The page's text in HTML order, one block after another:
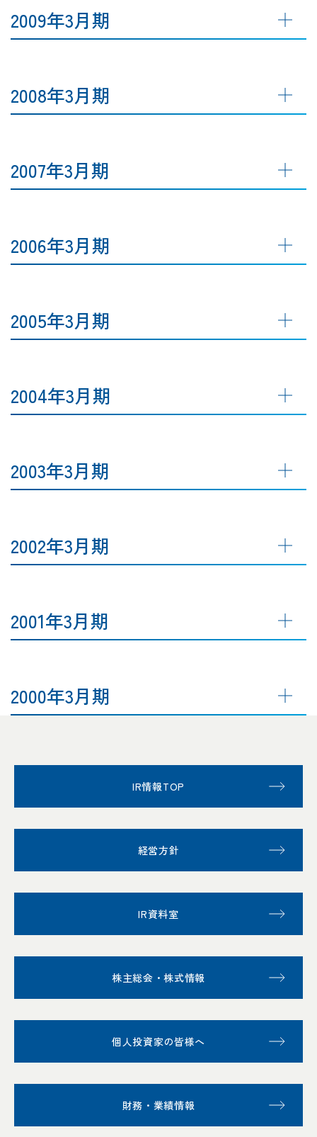
2009年3月期
2008年3月期
2007年3月期
2006年3月期
2005年3月期
2004年3月期
2003年3月期
2002年3月期
2001年3月期
2000年3月期
IR情報TOP
経営方針
IR資料室
株主総会・株式情報
個人投資家の皆様へ
財務・業績情報